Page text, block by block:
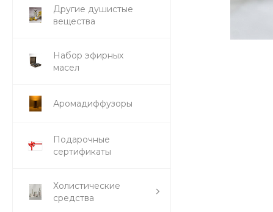
Другие душистые
вещества
Набор эфирных
масел
Аромадиффузоры
Подарочные
сертификаты
Холистические
средства